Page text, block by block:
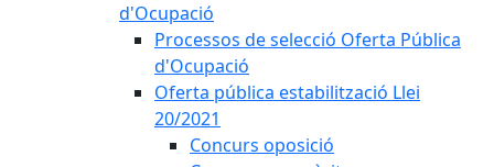
d'Ocupació
Processos de selecció Oferta Pública
d'Ocupació
Oferta pública estabilització Llei
20/2021
Concurs oposició